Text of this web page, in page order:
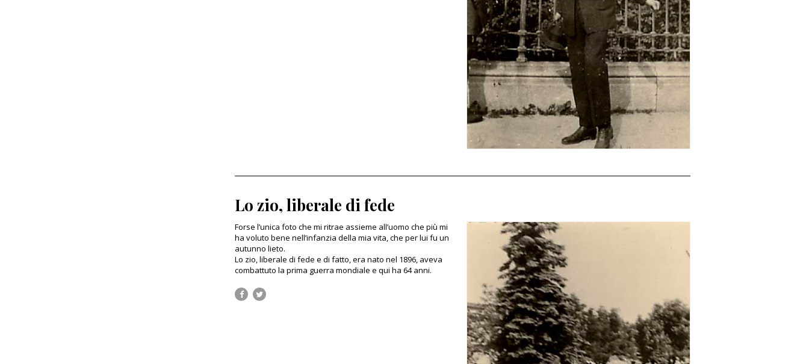
Lo zio, liberale di fede
Forse l’unica foto che mi ritrae assieme all’uomo che più mi
ha voluto bene nell’infanzia della mia vita, che per lui fu un
autunno lieto.
Lo zio, liberale di fede e di fatto, era nato nel 1896, aveva
combattuto la prima guerra mondiale e qui ha 64 anni.